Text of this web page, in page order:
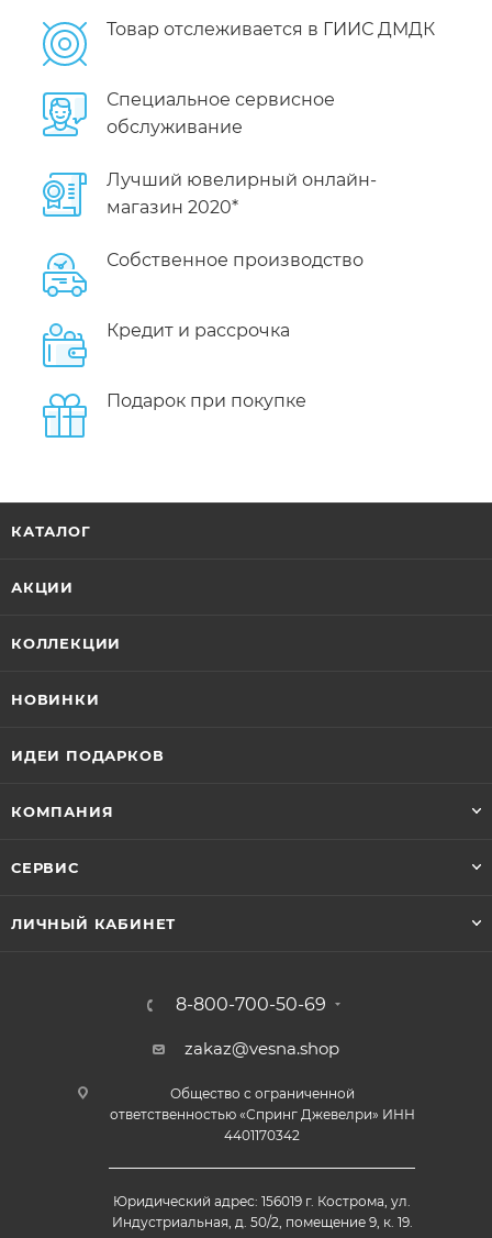
Товар отслеживается в ГИИС ДМДК
Специальное сервисное
обслуживание
Лучший ювелирный онлайн-
магазин 2020*
Собственное производство
Кредит и рассрочка
Подарок при покупке
КАТАЛОГ
АКЦИИ
КОЛЛЕКЦИИ
НОВИНКИ
ИДЕИ ПОДАРКОВ
КОМПАНИЯ
СЕРВИС
ЛИЧНЫЙ КАБИНЕТ
8-800-700-50-69
zakaz@vesna.shop
Общество с ограниченной
ответственностью «Спринг Джевелри» ИНН
4401170342
Юридический адрес: 156019 г. Кострома, ул.
Индустриальная, д. 50/2, помещение 9, к. 19.